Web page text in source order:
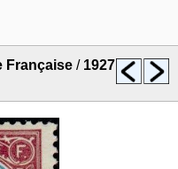
Française / 1927